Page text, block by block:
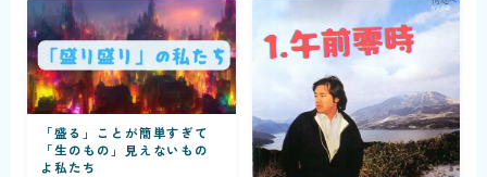
「盛る」ことが簡単すぎて
「生のもの」見えないもの
よ私たち